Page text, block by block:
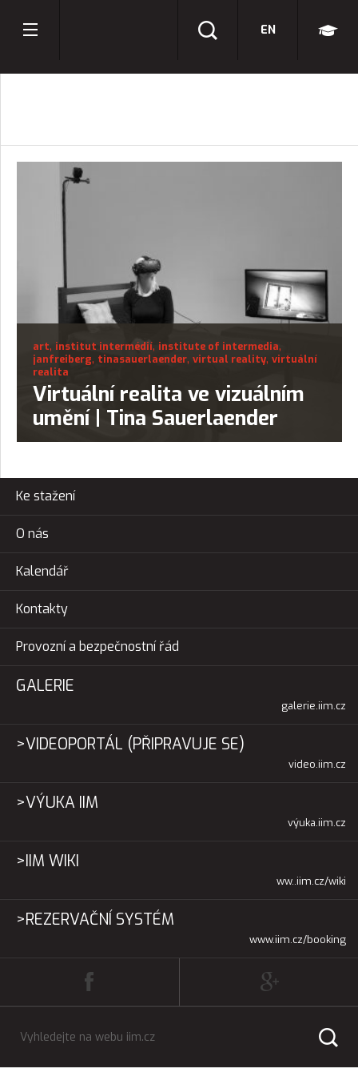
EN
art, institut intermédií, institute of intermedia,
janfreiberg, tinasauerlaender, virtual reality, virtuální
realita
Virtuální realita ve vizuálním
umění | Tina Sauerlaender
Ke stažení
O nás
Kalendář
Kontakty
Provozní a bezpečnostní řád
GALERIE
galerie.iim.cz
>VIDEOPORTÁL (PŘIPRAVUJE SE)
video.iim.cz
>VÝUKA IIM
výuka.iim.cz
>IIM WIKI
ww..iim.cz/wiki
>REZERVAČNÍ SYSTÉM
www.iim.cz/booking